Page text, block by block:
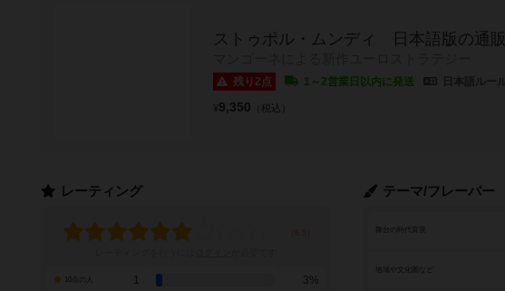
ストゥポル・ムンディ 日本語版の通販
残り2点 1～2営業日以内に発送
¥9,350 （税込）
テーマ/フレーバー
舞台の時代背景
地域や文化圏など
レーティング
1 3%